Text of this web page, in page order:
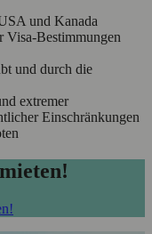
und Kanada
Visa-Bestimmungen
und durch die
extremer
Einschränkungen